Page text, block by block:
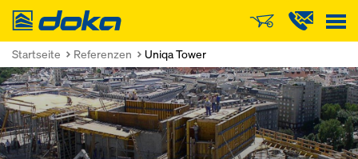
Doka
Startseite Referenzen Uniqa Tower